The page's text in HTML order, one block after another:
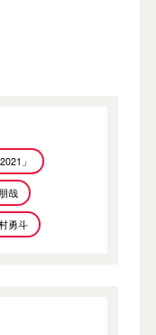
」
哉
勇斗